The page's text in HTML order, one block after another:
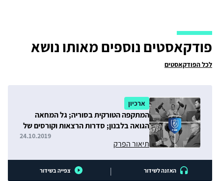
פודקאסטים נוספים מאותו נושא
לכל הפודקאסטים
ארכיון
המתקפה הטורקית בסוריה; גל המחאה
הגואה בלבנון; סדרות הרצאות וקורסים של
תיאור הפרק
24.10.2019
האזנה לשידור | צפייה בשידור